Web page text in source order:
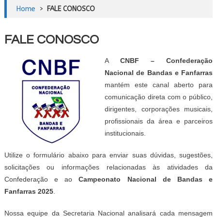
Home > FALE CONOSCO
FALE CONOSCO
A CNBF – Confederação
Nacional de Bandas e Fanfarras
mantém este canal aberto para
comunicação direta com o público,
dirigentes, corporações musicais,
profissionais da área e parceiros
institucionais.
Utilize o formulário abaixo para enviar suas dúvidas, sugestões,
solicitações ou informações relacionadas às atividades da
Confederação e aoCampeonato Nacional de Bandas e
Fanfarras 2025.
Nossa equipe da Secretaria Nacional analisará cada mensagem